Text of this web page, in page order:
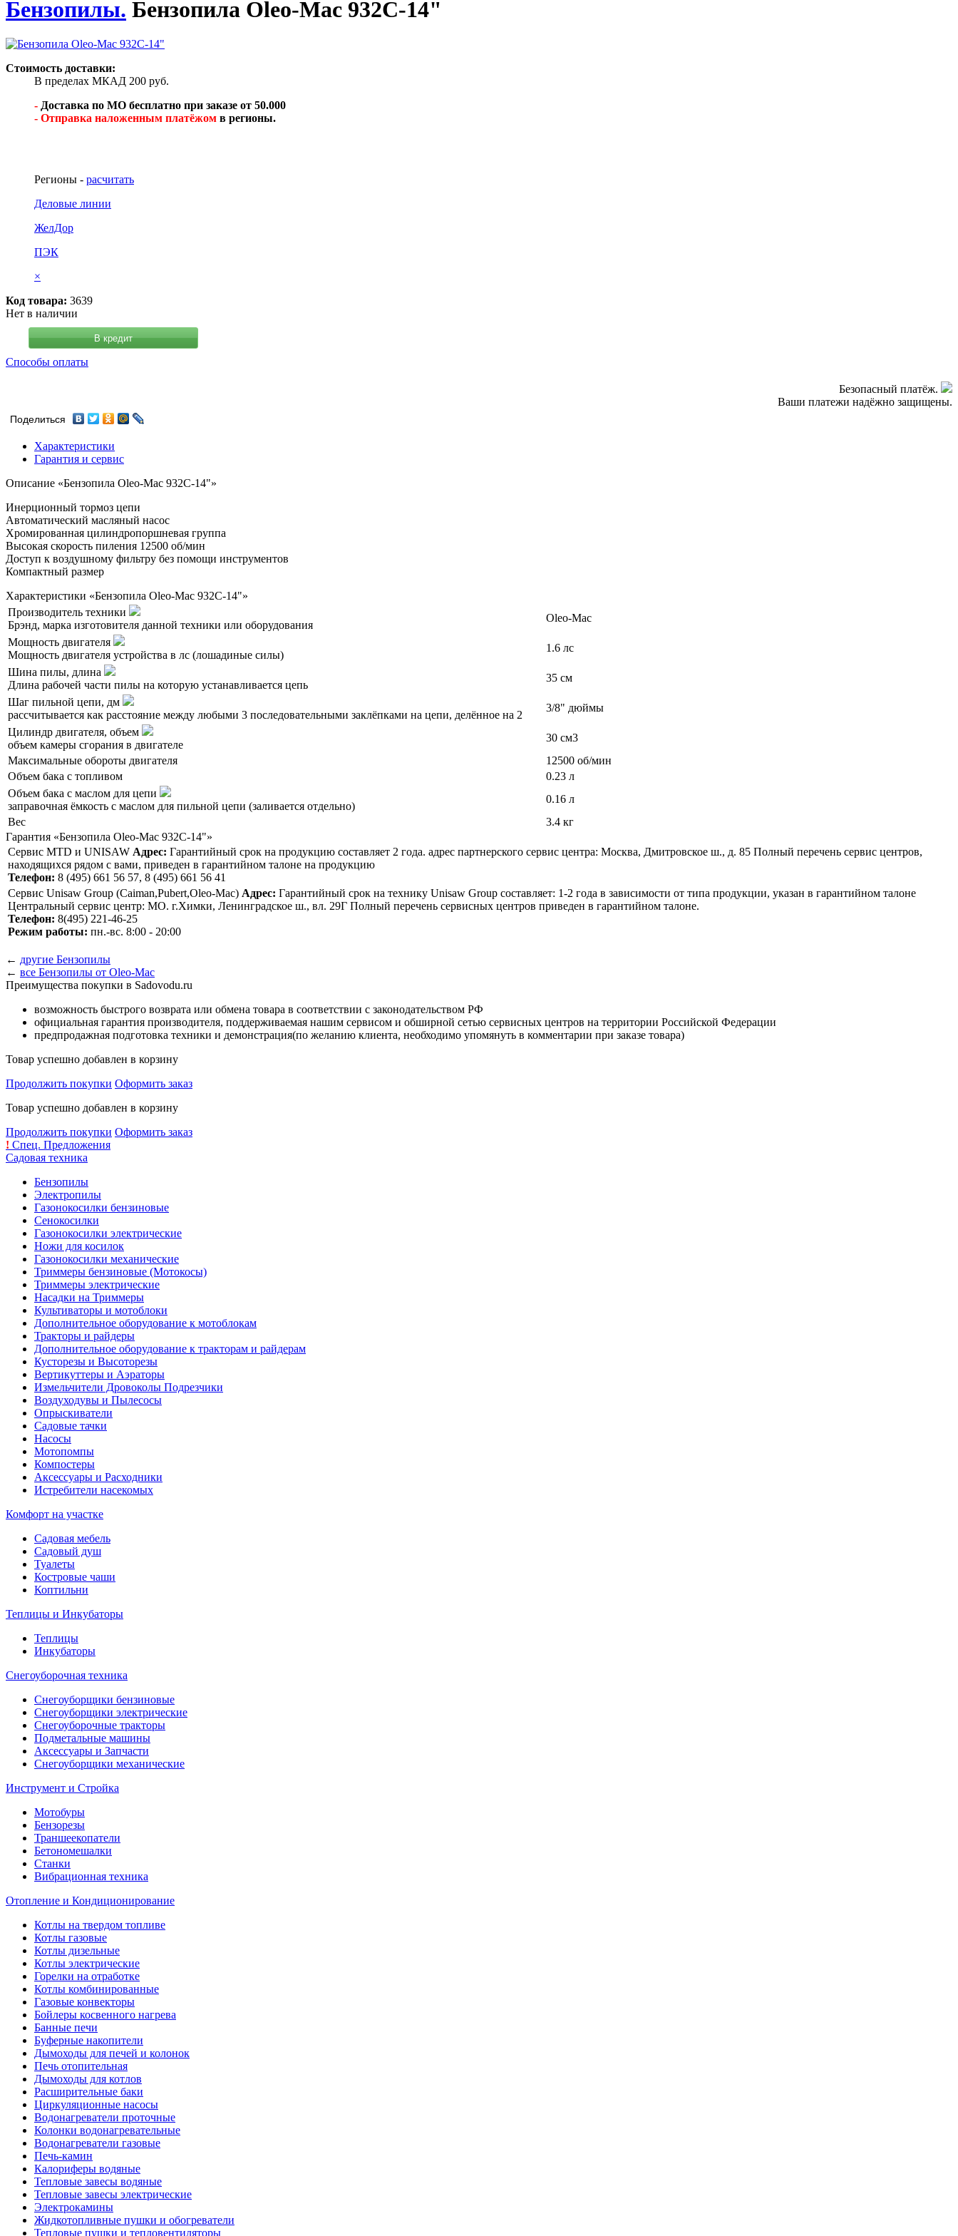
Бензопилы. Бензопила Oleo-Mac 932C-14"
Стоимость доставки:
В пределах МКАД 200 руб.
- Доставка по МО бесплатно при заказе от 50.000
- Отправка наложенным платёжом в регионы.
Регионы - расчитать
Деловые линии
ЖелДор
ПЭК
×
Код товара: 3639
Нет в наличии
В кредит
Способы оплаты
Безопасный платёж.
Ваши платежи надёжно защищены.
Поделиться
Характеристики
Гарантия и сервис
Описание «Бензопила Oleo-Mac 932C-14"»
Инерционный тормоз цепи
Автоматический масляный насос
Хромированная цилиндропоршневая группа
Высокая скорость пиления 12500 об/мин
Доступ к воздушному фильтру без помощи инструментов
Компактный размер
Характеристики «Бензопила Oleo-Mac 932C-14"»
Производитель техники
Брэнд, марка изготовителя данной техники или оборудования
Oleo-Mac
Мощность двигателя
Мощность двигателя устройства в лс (лошадиные силы)
1.6 лс
Шина пилы, длина
Длина рабочей части пилы на которую устанавливается цепь
35 см
Шаг пильной цепи, дм
рассчитывается как расстояние между любыми 3 последовательными заклёпками на цепи, делённое на 2
3/8" дюймы
Цилиндр двигателя, объем
объем камеры сгорания в двигателе
30 см3
Максимальные обороты двигателя
12500 об/мин
Объем бака с топливом
0.23 л
Объем бака с маслом для цепи
заправочная ёмкость с маслом для пильной цепи (заливается отдельно)
0.16 л
Вес
3.4 кг
Гарантия «Бензопила Oleo-Mac 932C-14"»
Сервис MTD и UNISAW Адрес: Гарантийный срок на продукцию составляет 2 года. адрес партнерского сервис центра: Москва, Дмитровское ш., д. 85 Полный перечень сервис центров,
находящихся рядом с вами, приведен в гарантийном талоне на продукцию
Телефон: 8 (495) 661 56 57, 8 (495) 661 56 41
Сервис Unisaw Group (Caiman,Pubert,Oleo-Mac) Адрес: Гарантийный срок на технику Unisaw Group составляет: 1-2 года в зависимости от типа продукции, указан в гарантийном талоне
Центральный сервис центр: MO. г.Химки, Ленинградское ш., вл. 29Г Полный перечень сервисных центров приведен в гарантийном талоне.
Телефон: 8(495) 221-46-25
Режим работы: пн.-вс. 8:00 - 20:00
← другие Бензопилы
← все Бензопилы от Oleo-Mac
Преимущества покупки в Sadovodu.ru
возможность быстрого возврата или обмена товара в соответствии с законодательством РФ
официальная гарантия производителя, поддерживаемая нашим сервисом и обширной сетью сервисных центров на территории Российской Федерации
предпродажная подготовка техники и демонстрация(по желанию клиента, необходимо упомянуть в комментарии при заказе товара)
Товар успешно добавлен в корзину
Продолжить покупки Оформить заказ
Товар успешно добавлен в корзину
Продолжить покупки Оформить заказ
! Спец. Предложения
Садовая техника
Бензопилы
Электропилы
Газонокосилки бензиновые
Сенокосилки
Газонокосилки электрические
Ножи для косилок
Газонокосилки механические
Триммеры бензиновые (Мотокосы)
Триммеры электрические
Насадки на Триммеры
Культиваторы и мотоблоки
Дополнительное оборудование к мотоблокам
Тракторы и райдеры
Дополнительное оборудование к тракторам и райдерам
Кусторезы и Высоторезы
Вертикуттеры и Аэраторы
Измельчители Дровоколы Подрезчики
Воздуходувы и Пылесосы
Опрыскиватели
Садовые тачки
Насосы
Мотопомпы
Компостеры
Аксессуары и Расходники
Истребители насекомых
Комфорт на участке
Садовая мебель
Садовый душ
Туалеты
Костровые чаши
Коптильни
Теплицы и Инкубаторы
Теплицы
Инкубаторы
Снегоуборочная техника
Снегоуборщики бензиновые
Снегоуборщики электрические
Снегоуборочные тракторы
Подметальные машины
Аксессуары и Запчасти
Снегоуборщики механические
Инструмент и Стройка
Мотобуры
Бензорезы
Траншеекопатели
Бетономешалки
Станки
Вибрационная техника
Отопление и Кондиционирование
Котлы на твердом топливе
Котлы газовые
Котлы дизельные
Котлы электрические
Горелки на отработке
Котлы комбинированные
Газовые конвекторы
Бойлеры косвенного нагрева
Банные печи
Буферные накопители
Дымоходы для печей и колонок
Печь отопительная
Дымоходы для котлов
Расширительные баки
Циркуляционные насосы
Водонагреватели проточные
Колонки водонагревательные
Водонагреватели газовые
Печь-камин
Калориферы водяные
Тепловые завесы водяные
Тепловые завесы электрические
Электрокамины
Жидкотопливные пушки и обогреватели
Тепловые пушки и тепловентиляторы